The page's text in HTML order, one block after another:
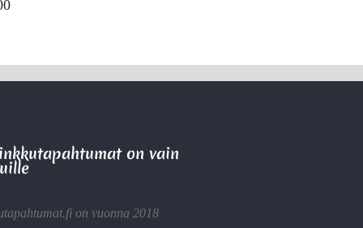
on vain
on vuonna 2018